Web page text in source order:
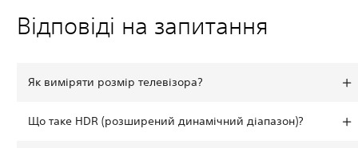
Відповіді на запитання
Як виміряти розмір телевізора?
Що таке HDR (розширений динамічний діапазон)?